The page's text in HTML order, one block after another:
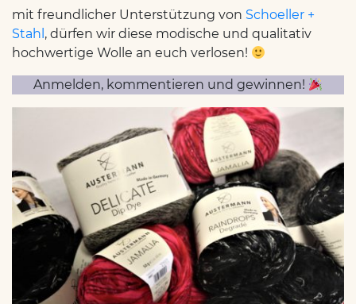
mit freundlicher Unterstützung von Schoeller +
Stahl , dürfen wir diese modische und qualitativ
hochwertige Wolle an euch verlosen!
Anmelden, kommentieren und gewinnen!